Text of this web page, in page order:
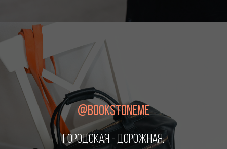
@BOOKSTONEME
ГОРОДСКАЯ - ДОРОЖНАЯ.